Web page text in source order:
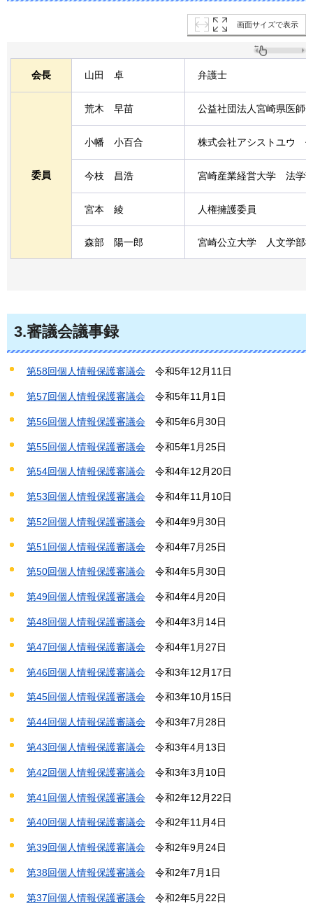
画面サイズで表示
会長 山田 卓 弁護士
委員
荒木 早苗 公益社団法人宮崎県医師
小幡 小百合 株式会社アシストユウ
今枝 昌浩 宮崎産業経営大学 法学
宮本 綾 人権擁護委員
森部 陽一郎 宮崎公立大学 人文学部
3.審議会議事録
第58回個人情報保護審議会 令和5年12月11日
第57回個人情報保護審議会 令和5年11月1日
第56回個人情報保護審議会 令和5年6月30日
第55回個人情報保護審議会 令和5年1月25日
第54回個人情報保護審議会 令和4年12月20日
第53回個人情報保護審議会 令和4年11月10日
第52回個人情報保護審議会 令和4年9月30日
第51回個人情報保護審議会 令和4年7月25日
第50回個人情報保護審議会 令和4年5月30日
第49回個人情報保護審議会 令和4年4月20日
第48回個人情報保護審議会 令和4年3月14日
第47回個人情報保護審議会 令和4年1月27日
第46回個人情報保護審議会 令和3年12月17日
第45回個人情報保護審議会 令和3年10月15日
第44回個人情報保護審議会 令和3年7月28日
第43回個人情報保護審議会 令和3年4月13日
第42回個人情報保護審議会 令和3年3月10日
第41回個人情報保護審議会 令和2年12月22日
第40回個人情報保護審議会 令和2年11月4日
第39回個人情報保護審議会 令和2年9月24日
第38回個人情報保護審議会 令和2年7月1日
第37回個人情報保護審議会 令和2年5月22日